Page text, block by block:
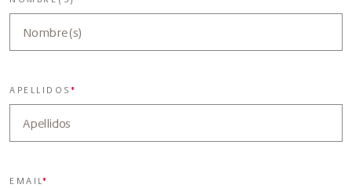
APELLIDOS*
EMAIL*